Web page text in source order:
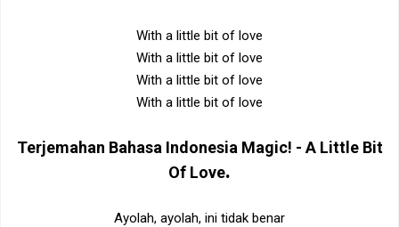
With a little bit of love
With a little bit of love
With a little bit of love
With a little bit of love
Terjemahan Bahasa Indonesia Magic! - A Little Bit
Of Love.
Ayolah, ayolah, ini tidak benar